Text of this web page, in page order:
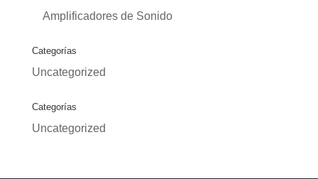
Amplificadores de Sonido
Categorías
Uncategorized
Categorías
Uncategorized